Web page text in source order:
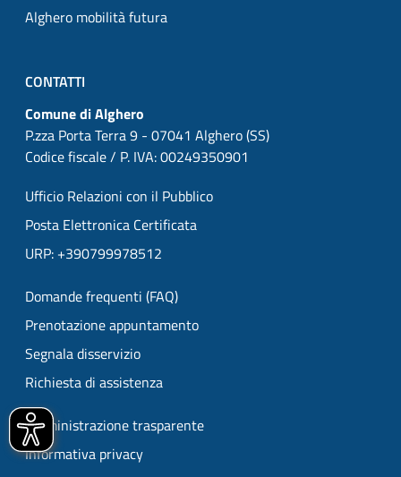
Alghero mobilità futura
CONTATTI
Comune di Alghero
P.zza Porta Terra 9 - 07041 Alghero (SS)
Codice fiscale / P. IVA: 00249350901
Ufficio Relazioni con il Pubblico
Posta Elettronica Certificata
URP: +390799978512
Domande frequenti (FAQ)
Prenotazione appuntamento
Segnala disservizio
Richiesta di assistenza
Amministrazione trasparente
Informativa privacy